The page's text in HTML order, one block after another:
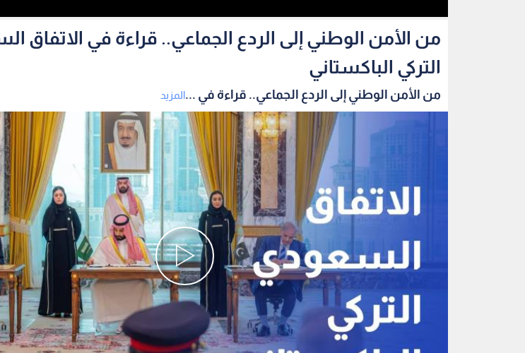
من الأمن الوطني إلى الردع الجماعي.. قراءة في الاتفاق
التركي الباكستاني
من الأمن الوطني إلى الردع الجماعي.. قراءة في ...المزيد